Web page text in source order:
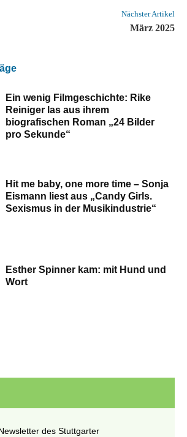
Nächster Artikel
März 2025
Ein wenig Filmgeschichte: Rike
Reiniger las aus ihrem
biografischen Roman „24 Bilder
pro Sekunde“
Hit me baby, one more time – Sonja
Eismann liest aus „Candy Girls.
Sexismus in der Musikindustrie“
Esther Spinner kam: mit Hund und
Wort
des Stuttgarter